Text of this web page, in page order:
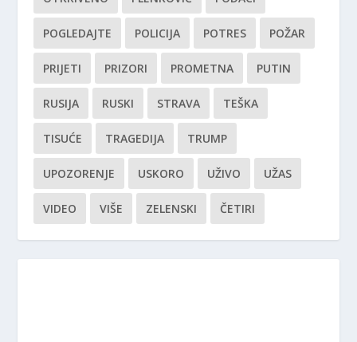
POGLEDAJTE POLICIJA POTRES POŽAR
PRIJETI PRIZORI PROMETNA PUTIN
RUSIJA RUSKI STRAVA TEŠKA
TISUĆE TRAGEDIJA TRUMP
UPOZORENJE USKORO UŽIVO UŽAS
VIDEO VIŠE ZELENSKI ČETIRI